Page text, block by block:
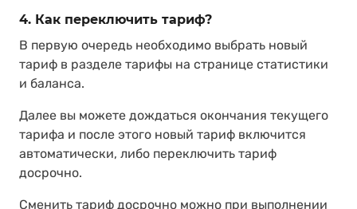
4. Как переключить тариф?
В первую очередь необходимо выбрать новый
тариф в разделе тарифы на странице статистики
и баланса.
Далее вы можете дождаться окончания текущего
тарифа и после этого новый тариф включится
автоматически, либо переключить тариф
досрочно.
Сменить тариф досрочно можно при выполнении